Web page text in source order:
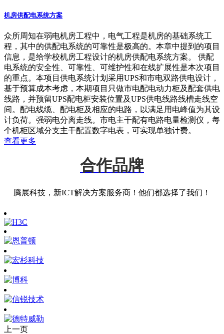
机房供配电系统方案
众所周知在弱电机房工程中，电气工程是机房的基础系统工
程，其中的供配电系统的可靠性是极高的。本章中提到的项目
信息，是给学校机房工程设计的机房供配电系统方案。 供配
电系统的安全性、可靠性、可维护性和在线扩展性是本次项目
的重点。本项目供电系统计划采用UPS和市电双路供电设计，
基于预算成本考虑，本期项目只做市电配电动力柜及配套供电
线路，并预留UPS配电柜安装位置及UPS供电线路线槽走线空
间。配电线缆、配电柜及相应的电路，以满足用电峰值为其设
计负荷。强弱电分离走线。市电主干配有电路电量检测仪，每
个机柜区域分支主干配置数字电表，可实现单独计费。
查看更多
合作品牌
腾展科技，新ICT解决方案服务商！他们都选择了我们！
上一页